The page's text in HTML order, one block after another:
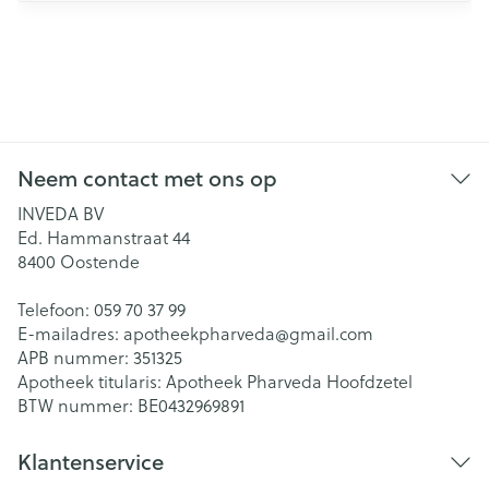
Neem contact met ons op
INVEDA BV
Ed. Hammanstraat 44
8400 Oostende
Telefoon: 059 70 37 99
E-mailadres: apotheekpharveda@gmail.com
APB nummer: 351325
Apotheek titularis: Apotheek Pharveda Hoofdzetel
BTW nummer: BE0432969891
Klantenservice